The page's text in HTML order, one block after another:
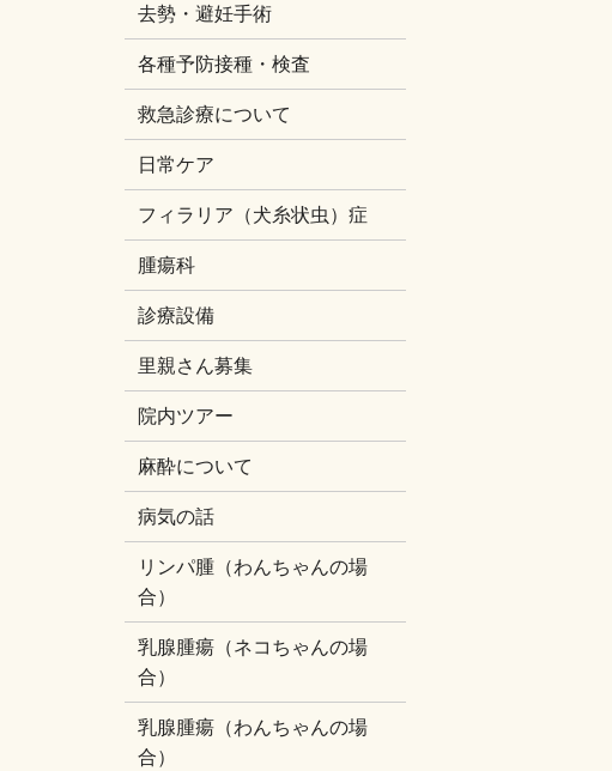
去勢・避妊手術
各種予防接種・検査
救急診療について
日常ケア
フィラリア（犬糸状虫）症
腫瘍科
診療設備
里親さん募集
院内ツアー
麻酔について
病気の話
リンパ腫（わんちゃんの場
合）
乳腺腫瘍（ネコちゃんの場
合）
乳腺腫瘍（わんちゃんの場
合）